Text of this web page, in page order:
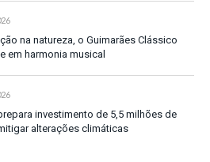
na natureza, o Guimarães Clássico
em harmonia musical
investimento de 5,5 milhões de
alterações climáticas